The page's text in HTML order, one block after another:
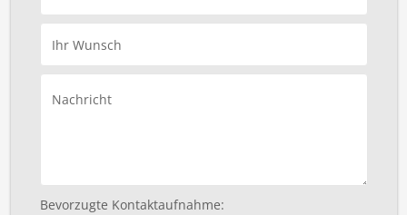
Ihr Wunsch
Nachricht
Bevorzugte Kontaktaufnahme: